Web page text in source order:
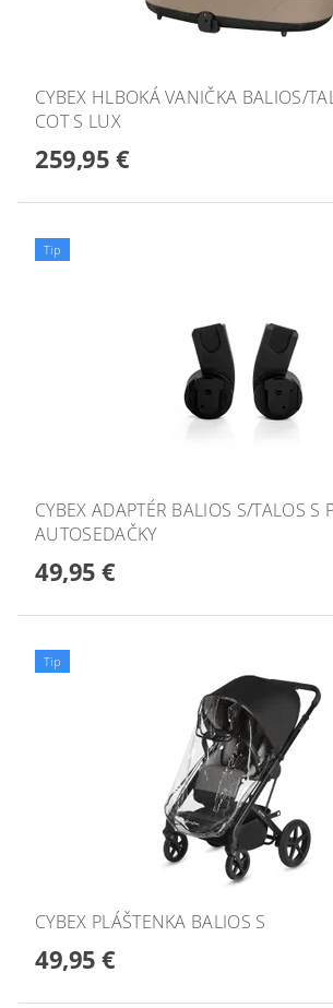
CYBEX HLBOKÁ VANIČKA BALIOS/
COT S LUX
259,95 €
Tip
CYBEX ADAPTÉR BALIOS S/TALOS S
AUTOSEDAČKY
49,95 €
Tip
CYBEX PLÁŠTENKA BALIOS S
49,95 €